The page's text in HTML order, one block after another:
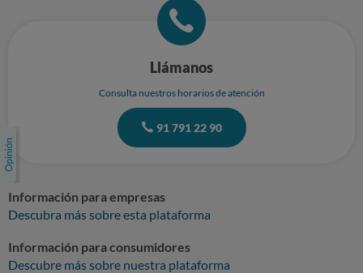
Llámanos
Consulta nuestros horarios de atención
91 791 22 90
Información para empresas
Descubra más sobre esta plataforma
Información para consumidores
Descubre más sobre nuestra plataforma